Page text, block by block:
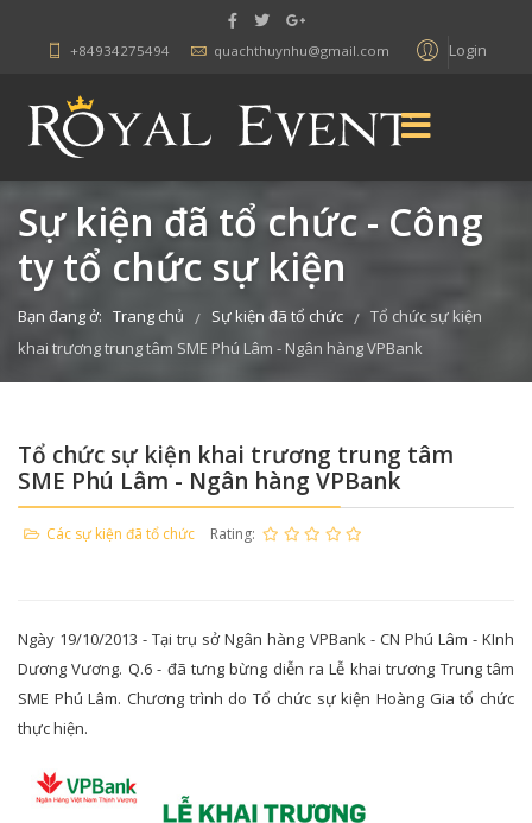
Login
+84934275494 quachthuynhu@gmail.com
Sự kiện đã tổ chức - Công
ty tổ chức sự kiện
Bạn đang ở: Trang chủ / Sự kiện đã tổ chức / Tổ chức sự kiện
khai trương trung tâm SME Phú Lâm - Ngân hàng VPBank
Tổ chức sự kiện khai trương trung tâm
SME Phú Lâm - Ngân hàng VPBank
Các sự kiện đã tổ chức Rating:
Ngày 19/10/2013 - Tại trụ sở Ngân hàng VPBank - CN Phú Lâm - KInh
Dương Vương. Q.6 - đã tưng bừng diễn ra Lễ khai trương Trung tâm
SME Phú Lâm. Chương trình do Tổ chức sự kiện Hoàng Gia tổ chức
thực hiện.